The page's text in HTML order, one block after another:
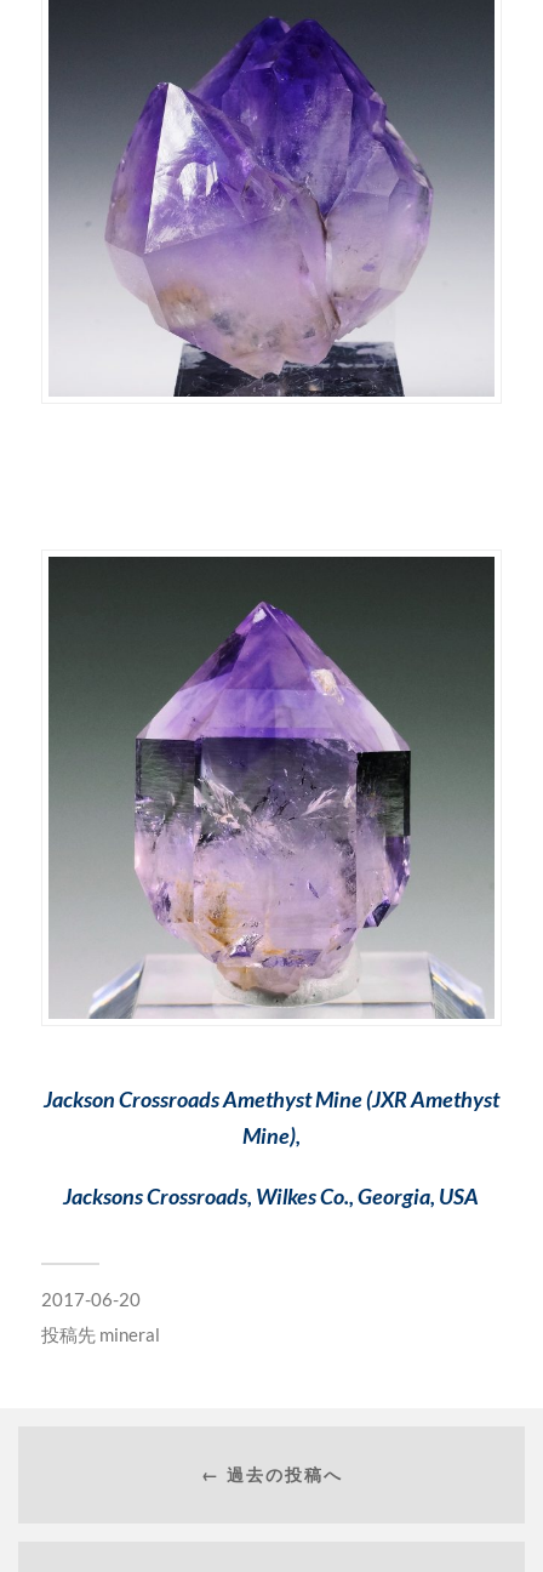
Jackson Crossroads Amethyst Mine (JXR Amethyst
Mine),
Jacksons Crossroads, Wilkes Co., Georgia, USA
2017-06-20
投稿先 mineral
← 過去の投稿へ